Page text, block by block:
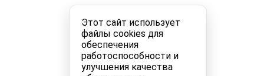
Этот сайт использует
файлы cookies для
обеспечения
работоспособности и
улучшения качества